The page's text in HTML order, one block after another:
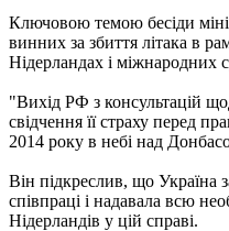
Ключовою темою бесіди
винних за збиття літака в
Нідерландах і міжнародних
"Вихід РФ з консультацій
свідчення її страху перед
2014 року в небі над
Він підкреслив, що Україна
співпраці і надавала всю
Нідерландів у цій справі.